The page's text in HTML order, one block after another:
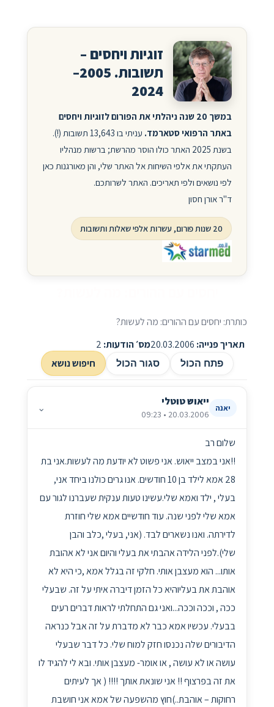
זוגיות ויחסים –
תשובות. 2005–
2024
במשך 20 שנה ניהלתי את הפורום לזוגיות ויחסים
באתר הרפואי סטארמד.
עניתי בו 13,643 תשובות (!).
בשנת 2025 האתר כולו הוסר מהרשת; ברשות מנהליו
העתקתי את אלפי השיחות אל האתר שלי, והן מאורגנות כאן
לפי נושאים ולפי תאריכים. האתר לשרותכם.
ד"ר אורן חסון
20 שנות פורום, עשרות אלפי שאלות ותשובות
כותרת: יחסים עם ההורים: מה לעשות?
תאריך פנייה:
מס׳ הודעות:
פתח הכול סגור הכול חיפוש נושא
יאנה ייאוש טוטלי
20.03.2006 • 09:23
⌄
שלום רב
!!אני במצב ייאוש. אני פשוט לא יודעת מה לעשות.אני בת
28 אמא לילד בן 10 חודשים. אנו גרים כולנו ביחד אני,
בעלי , ילד ואמא שלי.עשינו טעות ענקית שעברנו לגור עם
אמא שלי לפני שנה. עוד חודשיים אמא שלי חוזרת
לדירתה. ואנו נשארים לבד. (אני, בעלי ,כלב והבן
שלי).לפני הלידה אהבתי את בעלי והיום אני לא אהובת
אותו... הוא מעצבן אותי. חלקי זה בגלל אמא ,כי היא לא
אוהבת את בעליוהיא כל הזמן דיברה איתי על זה. שבעלי
ככה , וככה וככה...ואני גם התחלתי לראות דברים רעים
בבעלי. עכשיו אמא כבר לא מדברת על זה אבל כנראה
הדיבורים שלה נכנסו חזק למוח שלי. כל דבר שבעלי
עושה או לא עושה , או אומר- מעצבן אותי. ובא לי להגיד לו
את זה בפרצוף !! אני שונאת אותך !!!! ( אך לעיתים
רחוקות – אוהבת..)חוץ מהשפעה של אמא אני חושבת